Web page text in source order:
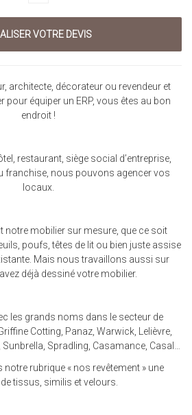
architecte, décorateur ou revendeur et
pour équiper un ERP, vous êtes au bon
endroit !
restaurant, siège social d’entreprise,
franchise, nous pouvons agencer vos
locaux.
notre mobilier sur mesure, que ce soit
poufs, têtes de lit ou bien juste assise
Mais nous travaillons aussi sur
déjà dessiné votre mobilier.
les grands noms dans le secteur de
Cotting, Panaz, Warwick, Lelièvre,
Spradling, Casamance, Casal…
rubrique « nos revêtement » une
tissus, similis et velours.